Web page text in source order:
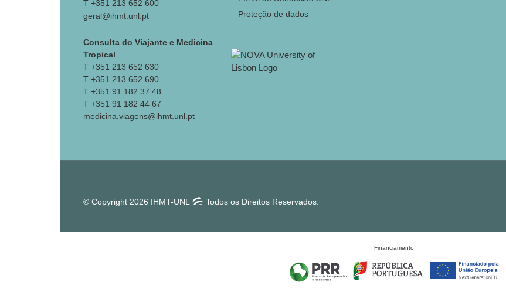
T +351 213 652 600
geral@ihmt.unl.pt
Consulta do Viajante e Medicina
Tropical
T +351 213 652 630
T +351 213 652 690
T +351 91 182 37 48
T +351 91 182 44 67
medicina.viagens@ihmt.unl.pt
Proteção de dados
© Copyright 2026 IHMT-UNL Todos os Direitos Reservados.
Financiamento